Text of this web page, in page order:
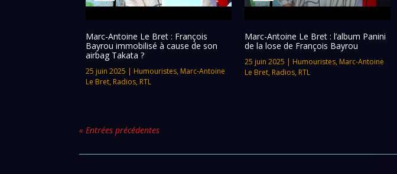
Marc-Antoine Le Bret : François
Bayrou immobilisé à cause de son
airbag Takata ?
25 juin 2025 | Humouristes, Marc-Antoine
Le Bret, Radios, RTL
Marc-Antoine Le Bret : l’album Panini
de la lose de François Bayrou
25 juin 2025 | Humouristes, Marc-Antoine
Le Bret, Radios, RTL
« Entrées précédentes